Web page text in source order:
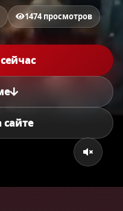
1474 просмотров
сайте